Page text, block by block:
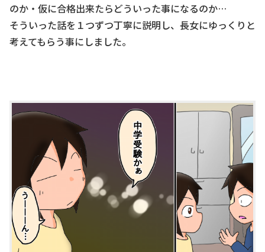
のか・仮に合格出来たらどういった事になるのか…
そういった話を１つずつ丁寧に説明し、長女にゆっくりと
考えてもらう事にしました。